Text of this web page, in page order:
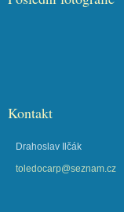
Kontakt
Drahoslav Ilčák
toledocarp@seznam.cz